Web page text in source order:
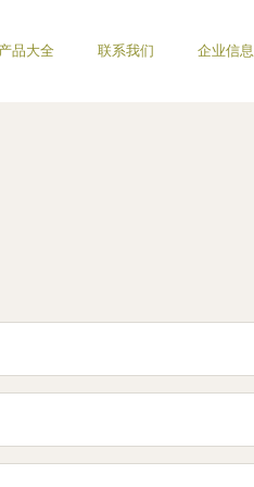
产品大全 联系我们 企业信息